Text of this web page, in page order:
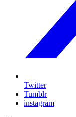
Twitter
Tumblr
instagram